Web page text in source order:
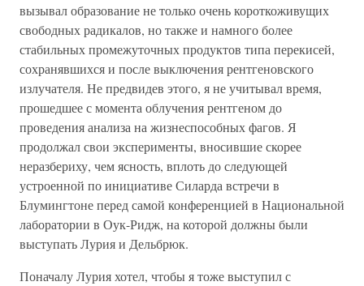
вызывал образование не только очень короткоживущих
свободных радикалов, но также и намного более
стабильных промежуточных продуктов типа перекисей,
сохранявшихся и после выключения рентгеновского
излучателя. Не предвидев этого, я не учитывал время,
прошедшее с момента облучения рентгеном до
проведения анализа на жизнеспособных фагов. Я
продолжал свои эксперименты, вносившие скорее
неразбериху, чем ясность, вплоть до следующей
устроенной по инициативе Силарда встречи в
Блумингтоне перед самой конференцией в Национальной
лаборатории в Оук-Ридж, на которой должны были
выступать Лурия и Дельбрюк.
Поначалу Лурия хотел, чтобы я тоже выступил с